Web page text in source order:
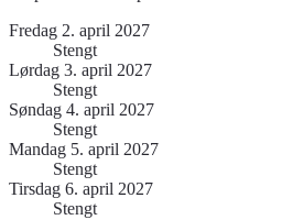
Fredag 2. april 2027
Stengt
Lørdag 3. april 2027
Stengt
Søndag 4. april 2027
Stengt
Mandag 5. april 2027
Stengt
Tirsdag 6. april 2027
Stengt